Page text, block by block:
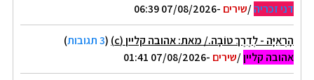
דני זכריה/שירים -07/08/2026 06:39
הָרְאִיָּה - לְדֶרֶךְ טוֹבָה./ מאת: אהובה קליין (c) (3 תגובות
)
אהובה קליין/שירים -07/08/2026 01:41